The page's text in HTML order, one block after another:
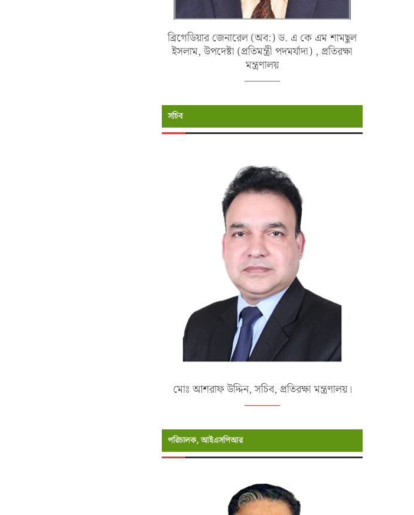
ব্রিগেডিয়ার জেনারেল (অব:) ড. এ কে এম শামছুল
ইসলাম, উপদেষ্টা (প্রতিমন্ত্রী পদমর্যাদা) , প্রতিরক্ষা
মন্ত্রণালয়
সচিব
মোঃ আশরাফ উদ্দিন, সচিব, প্রতিরক্ষা মন্ত্রণালয়।
পরিচালক, আইএসপিআর